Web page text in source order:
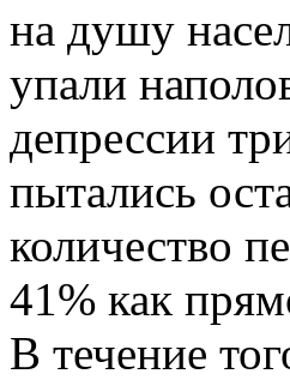
на душу
упали
депрессии
пытались
количество
41% как
В течение